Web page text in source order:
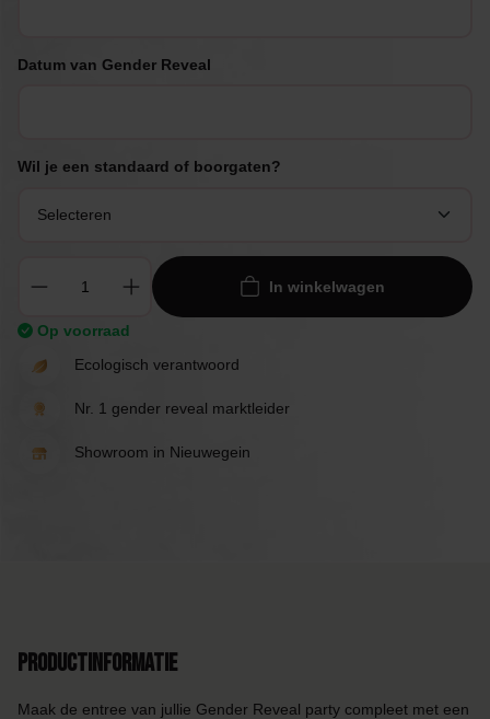
Datum van Gender Reveal
Wil je een standaard of boorgaten?
In winkelwagen
Op voorraad
Ecologisch verantwoord
Nr. 1 gender reveal marktleider
Showroom in Nieuwegein
Productinformatie
Maak de entree van jullie Gender Reveal party compleet met een